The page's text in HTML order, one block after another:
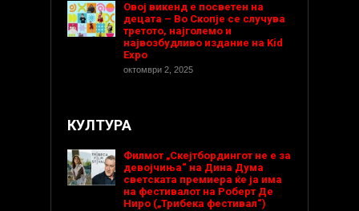
Овој викенд е посветен на
децата – Во Скопје се случува
третото, најголемо и
највозбудливо издание на Kid
Expo
октомври 2, 2025
КУЛТУРА
Филмот „Скејтбордингот не е за
девојчиња“ на Дина Дума
светската премиера ќе ја има
на фестивалот на Роберт Де
Ниро („Трибека фестивал“)